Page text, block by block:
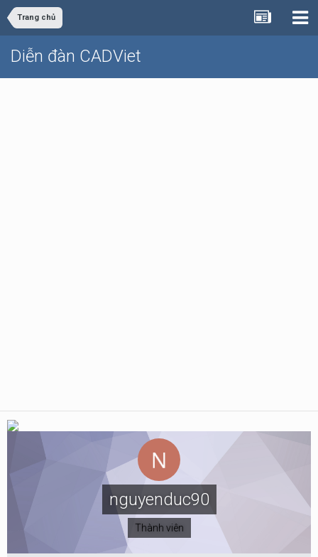
Trang chủ
Diễn đàn CADViet
nguyenduc90
Thành viên